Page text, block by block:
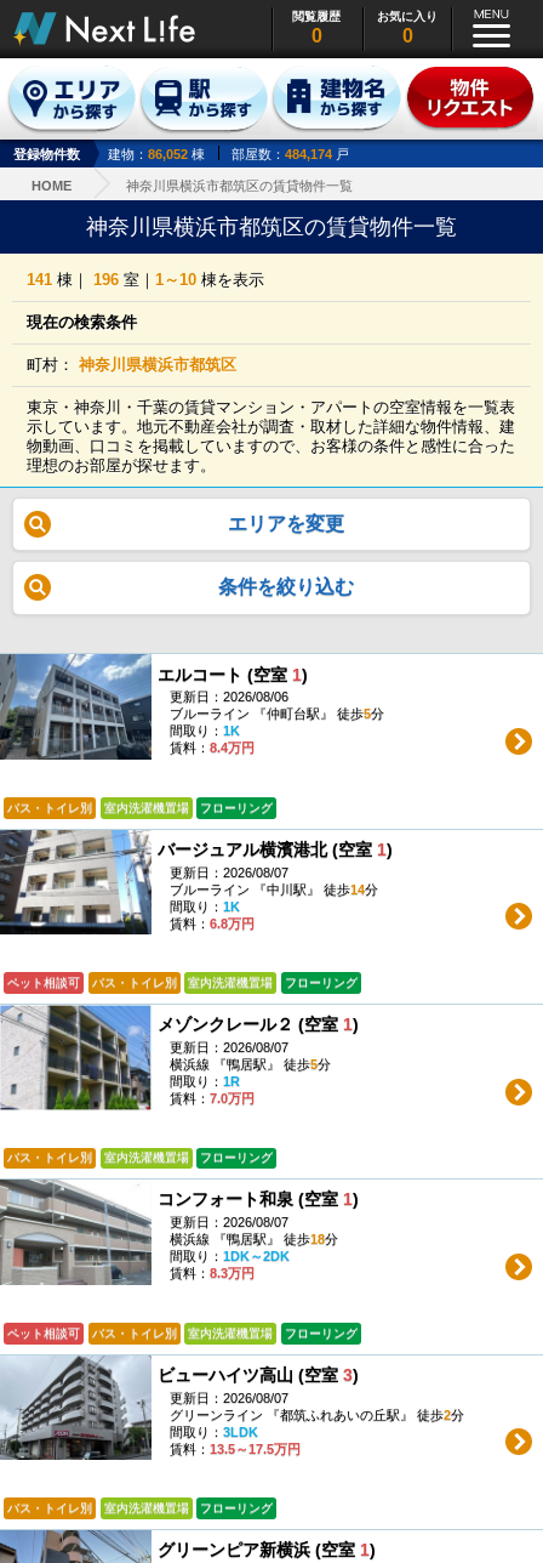
閲覧履歴
0
お気に入り
0
登録物件数 建物： 86,052 棟 部屋数： 484,174 戸
HOME 神奈川県横浜市都筑区の賃貸物件一覧
神奈川県横浜市都筑区の賃貸物件一覧
141 棟｜196 室｜1～10 棟を表示
現在の検索条件
町村：神奈川県横浜市都筑区
東京・神奈川・千葉の賃貸マンション・アパートの空室情報を一覧表
示しています。地元不動産会社が調査・取材した詳細な物件情報、建
物動画、口コミを掲載していますので、お客様の条件と感性に合った
理想のお部屋が探せます。
エリアを変更
条件を絞り込む
エルコート (空室 1)
更新日：2026/08/06
ブルーライン 『仲町台駅』 徒歩5分
間取り： 1K
賃料： 8.4万円
バス・トイレ別 室内洗濯機置場 フローリング
バージュアル横濱港北 (空室 1)
更新日：2026/08/07
ブルーライン 『中川駅』 徒歩14分
間取り： 1K
賃料： 6.8万円
ペット相談可 バス・トイレ別 室内洗濯機置場 フローリング
メゾンクレール２ (空室 1)
更新日：2026/08/07
横浜線 『鴨居駅』 徒歩5分
間取り： 1R
賃料： 7.0万円
バス・トイレ別 室内洗濯機置場 フローリング
コンフォート和泉 (空室 1)
更新日：2026/08/07
横浜線 『鴨居駅』 徒歩18分
間取り： 1DK～2DK
賃料： 8.3万円
ペット相談可 バス・トイレ別 室内洗濯機置場 フローリング
ビューハイツ高山 (空室 3)
更新日：2026/08/07
グリーンライン 『都筑ふれあいの丘駅』 徒歩2分
間取り： 3LDK
賃料： 13.5～17.5万円
バス・トイレ別 室内洗濯機置場 フローリング
グリーンピア新横浜 (空室 1)